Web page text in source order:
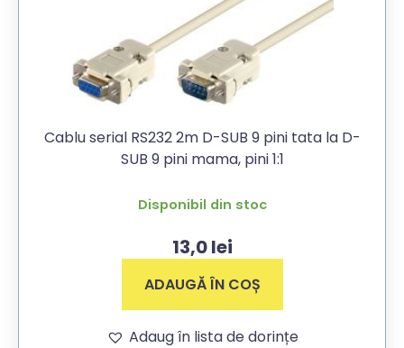
Cablu serial RS232 2m D-SUB 9 pini tata la D-
SUB 9 pini mama, pini 1:1
Disponibil din stoc
13,0lei
ADAUGĂ ÎN COȘ
Adaug în lista de dorințe